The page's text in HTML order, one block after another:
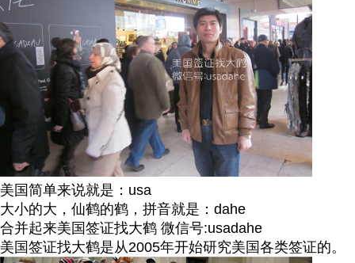
美国简单来说就是：usa
大小的大，仙鹤的鹤，拼音就是：dahe
合并起来美国签证找大鹤 微信号:usadahe
美国签证找大鹤是从2005年开始研究美国各类签证的。